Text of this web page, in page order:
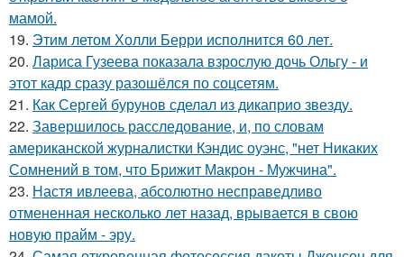
мамой.
19. Этим летом Холли Берри исполнится 60 лет.
20. Лариса Гузеева показала взрослую дочь Ольгу - и
этот кадр сразу разошёлся по соцсетям.
21. Как Сергей бурунов сделал из дикаприо звезду.
22. Завершилось расследование, и, по словам
американской журналистки Кэндис оуэнс, "нет Никаких
Сомнений в том, что Брижит Макрон - Мужчина".
23. Настя ивлеева, абсолютно несправедливо
отмененная несколько лет назад, врывается в свою
новую прайм - эру.